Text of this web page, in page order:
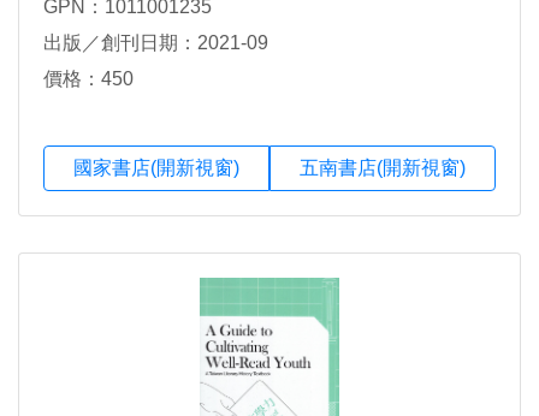
GPN：1011001235
出版／創刊日期：2021-09
價格：450
國家書店(開新視窗) 五南書店(開新視窗)